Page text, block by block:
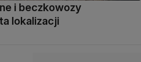
i beczkowozy
lokalizacji